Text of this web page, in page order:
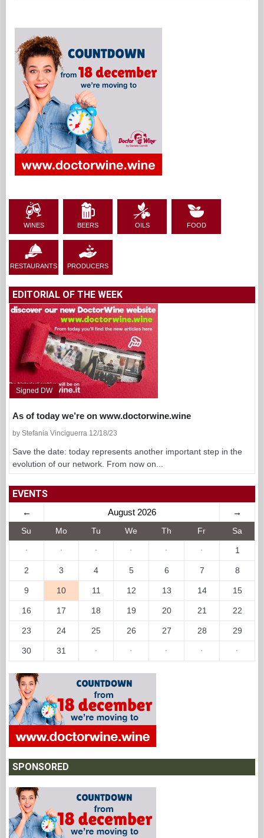
WINES BEERS OILS FOOD
RESTAURANTS PRODUCERS
EDITORIAL OF THE WEEK
Signed DW
As of today we’re on www.doctorwine.wine
by Stefania Vinciguerra 12/18/23
Save the date: today represents another important step in the
evolution of our network. From now on...
EVENTS
← August 2026 →
Su Mo Tu We Th Fr Sa
· · · · · · 1
2 3 4 5 6 7 8
9 10 11 12 13 14 15
16 17 18 19 20 21 22
23 24 25 26 27 28 29
30 31 · · · · ·
SPONSORED